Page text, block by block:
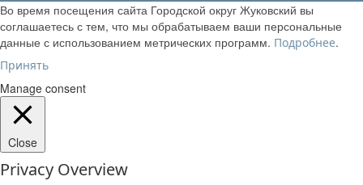
Во время посещения сайта Городской округ Жуковский вы
соглашаетесь с тем, что мы обрабатываем ваши персональные
данные с использованием метрических программ. Подробнее.
Принять
Manage consent
Close
Privacy Overview